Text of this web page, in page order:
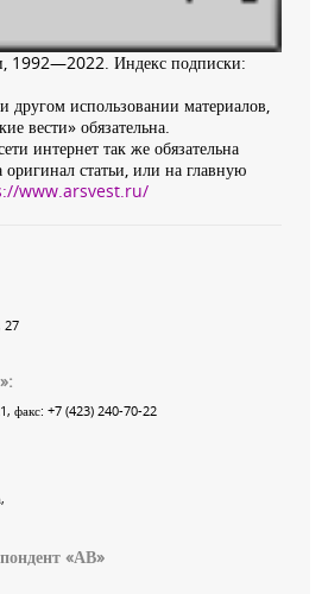
1992—2022. Индекс подписки:
другом использовании материалов,
вести» обязательна.
интернет так же обязательна
статьи, или на главную
www.arsvest.ru/
27
»:
, факс: +7 (423) 240-70-22
«АВ»